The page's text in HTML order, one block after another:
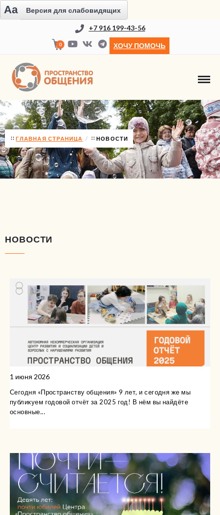
Aa Версия для слабовидящих
+7 916 199-43-56
0 ХОЧУ ПОМОЧЬ
НОВОСТИ
ГЛАВНАЯ СТРАНИЦА НОВОСТИ
НОВОСТИ
1 июня 2026
Сегодня «Пространству общения» 9 лет, и сегодня же мы
публикуем годовой отчёт за 2025 год! В нём вы найдёте
основные...